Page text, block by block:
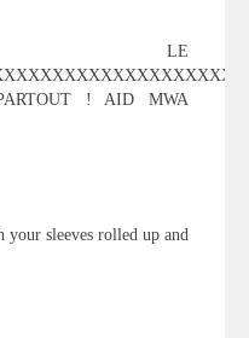
LE
! AID MWA
your sleeves rolled up and